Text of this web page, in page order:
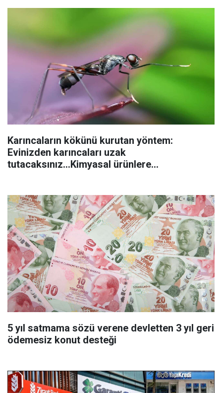
Karıncaların kökünü kurutan yöntem:
Evinizden karıncaları uzak
tutacaksınız...Kimyasal ürünlere
5 yıl satmama sözü verene devletten 3 yıl geri
ödemesiz konut desteği